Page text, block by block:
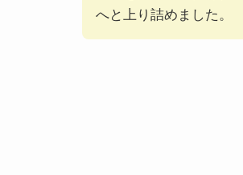
へと上り詰めました。